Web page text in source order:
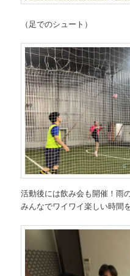
（足でのシュート）
活動後には飲み会も開催！雨
みんなでワイワイ楽しい時間